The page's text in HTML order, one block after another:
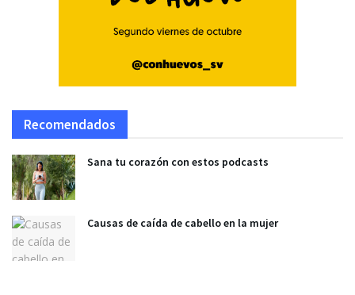
Recomendados
Sana tu corazón con estos podcasts
Causas de caída de cabello en la mujer